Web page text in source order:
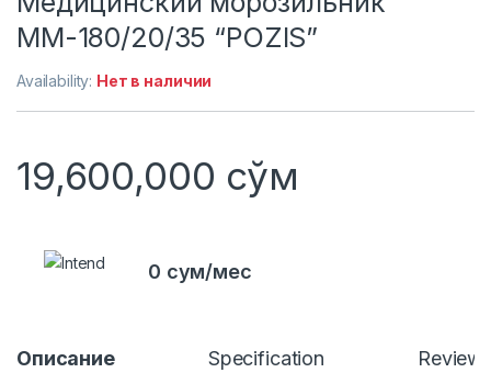
ММ-180/20/35 “POZIS”
Availability: Нет в наличии
19,600,000 сўм
0 сум/мес
Описание Specification